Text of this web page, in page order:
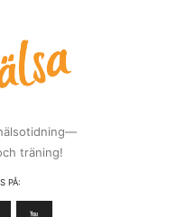
träning!
PÅ: